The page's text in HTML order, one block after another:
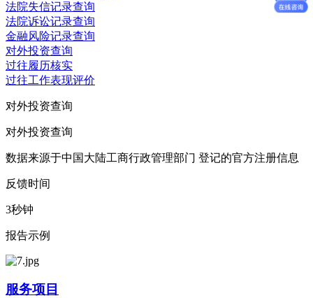
法院失信记录查询
法院诉讼记录查询
金融风险记录查询
对外投资查询
过往履历核实
过往工作表现评价
对外投资查询
对外投资查询
数据来源于中国大陆工商行政管理部门 登记的官方注册信息
反馈时间
3秒钟
报告示例
服务项目